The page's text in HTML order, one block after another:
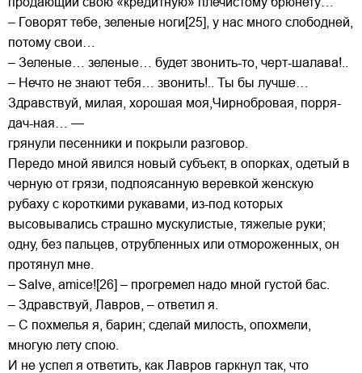
– Говорят тебе, зеленые ноги[25], у нас много слободней,
потому свои…
– Зеленые… зеленые… будет звонить-то, черт-шалава!..
– Нечто не знают тебя… звонить!.. Ты бы лучше…
Здравствуй, милая, хорошая моя,Чирнобровая, порря-
дач-ная… —
грянули песенники и покрыли разговор.
Передо мной явился новый субъект, в опорках, одетый в
черную от грязи, подпоясанную веревкой женскую
рубаху с короткими рукавами, из-под которых
высовывались страшно мускулистые, тяжелые руки;
одну, без пальцев, отрубленных или отмороженных, он
протянул мне.
– Salve, amice![26] – прогремел надо мной густой бас.
– Здравствуй, Лавров, – ответил я.
– С похмелья я, барин; сделай милость, опохмели,
многую лету спою.
И не успел я ответить, как Лавров гаркнул так, что